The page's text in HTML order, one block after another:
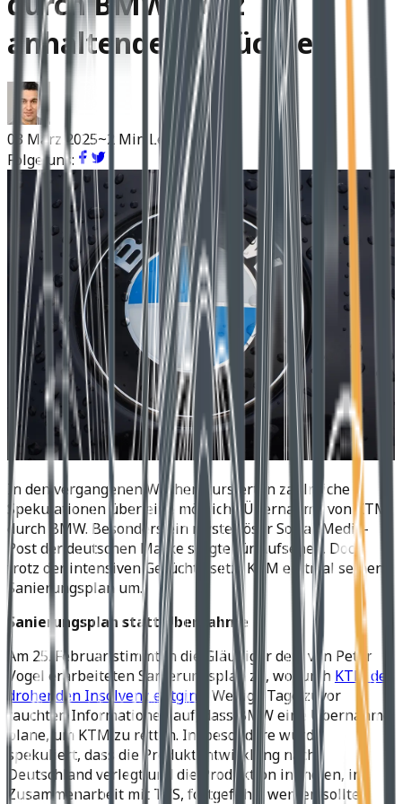
anhaltender Gerüchte
03 März 2025~2 Min Lesen
Folge uns:
In den vergangenen Wochen kursierten zahlreiche
Spekulationen über eine mögliche Übernahme von KTM
durch BMW. Besonders ein mysteriöser Social-Media-
Post der deutschen Marke sorgte für Aufsehen. Doch
trotz der intensiven Gerüchte setzt KTM erstmal seinen
Sanierungsplan um.
Sanierungsplan statt Übernahme
Am 25. Februar stimmten die Gläubiger dem von Peter
Vogel erarbeiteten Sanierungsplan zu, wodurch KTM der
drohenden Insolvenz entging
. Wenige Tage zuvor
tauchten Informationen auf, dass BMW eine Übernahme
plane, um KTM zu retten. Insbesondere wurde
spekuliert, dass die Produktentwicklung nach
Deutschland verlegt und die Produktion in Indien, in
Zusammenarbeit mit TVS, fortgeführt werden sollte.